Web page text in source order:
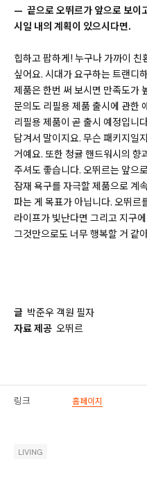
— 끝으로 오뛰르가 앞으로 보이
시일 내의 계획이 있으시다면.
힙하고 팝하게! 누구나 가까이 친
싶어요. 시대가 요구하는 트랜디
제품은 한번 써 보시면 만족도가
문의도 리필용 제품 출시에 관한
리필용 제품이 곧 출시 예정입니
담겨서 말이지요. 무슨 패키지일
거예요. 또한 청귤 핸드워시의
주셔도 좋습니다. 오뛰르는 앞으
잠재 욕구를 자극할 제품으로 계
파는 게 목표가 아닙니다. 오뛰르
라이프가 빛난다면 그리고 지구
그것만으로도 너무 행복할 거 같
글 박준우 객원 필자
자료 제공 오뛰르
링크 홈페이지
LIVING